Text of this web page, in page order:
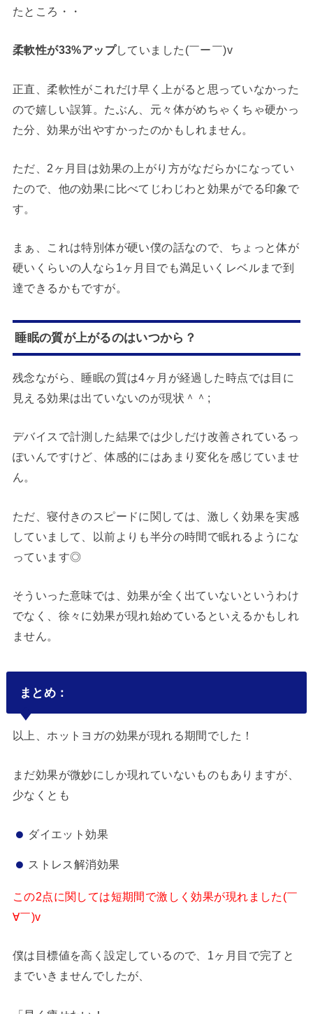
たところ・・
柔軟性が33%アップしていました(￣ー￣)v
正直、柔軟性がこれだけ早く上がると思っていなかった
ので嬉しい誤算。たぶん、元々体がめちゃくちゃ硬かっ
た分、効果が出やすかったのかもしれません。
ただ、2ヶ月目は効果の上がり方がなだらかになってい
たので、他の効果に比べてじわじわと効果がでる印象で
す。
まぁ、これは特別体が硬い僕の話なので、ちょっと体が
硬いくらいの人なら1ヶ月目でも満足いくレベルまで到
達できるかもですが。
睡眠の質が上がるのはいつから？
残念ながら、睡眠の質は4ヶ月が経過した時点では目に
見える効果は出ていないのが現状＾＾;
デバイスで計測した結果では少しだけ改善されているっ
ぽいんですけど、体感的にはあまり変化を感じていませ
ん。
ただ、寝付きのスピードに関しては、激しく効果を実感
していまして、以前よりも半分の時間で眠れるようにな
っています◎
そういった意味では、効果が全く出ていないというわけ
でなく、徐々に効果が現れ始めているといえるかもしれ
ません。
まとめ：
以上、ホットヨガの効果が現れる期間でした！
まだ効果が微妙にしか現れていないものもありますが、
少なくとも
ダイエット効果
ストレス解消効果
この2点に関しては短期間で激しく効果が現れました(￣
∀￣)v
僕は目標値を高く設定しているので、1ヶ月目で完了と
までいきませんでしたが、